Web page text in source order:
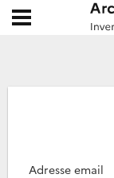
Archives
Ouvrir le menu
Adresse email